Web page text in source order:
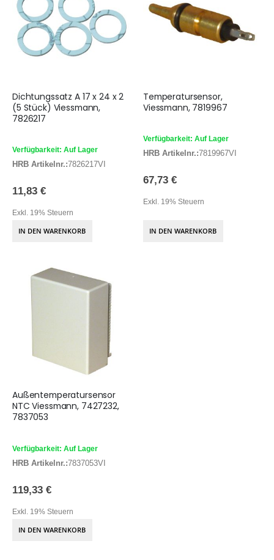
Dichtungssatz A 17 x 24 x 2
(5 Stück) Viessmann,
7826217
Verfügbarkeit: Auf Lager
HRB Artikelnr.:7826217VI
11,83 €
Exkl. 19% Steuern
IN DEN WARENKORB
Temperatursensor,
Viessmann, 7819967
Verfügbarkeit: Auf Lager
HRB Artikelnr.:7819967VI
67,73 €
Exkl. 19% Steuern
IN DEN WARENKORB
Außentemperatursensor
NTC Viessmann, 7427232,
7837053
Verfügbarkeit: Auf Lager
HRB Artikelnr.:7837053VI
119,33 €
Exkl. 19% Steuern
IN DEN WARENKORB